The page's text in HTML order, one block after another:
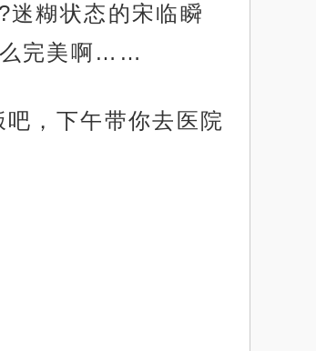
糊状态的宋临瞬
么完美啊……
，下午带你去医院